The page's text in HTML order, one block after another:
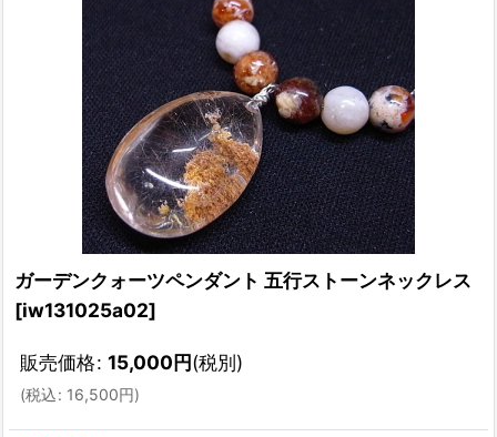
ガーデンクォーツペンダント 五行ストーンネックレス
[iw131025a02]
販売価格: 15,000円(税別)
(税込: 16,500円)